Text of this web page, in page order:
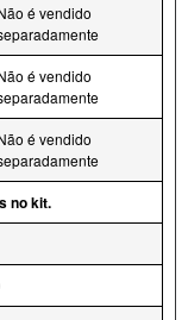
é vendido
é vendido
é vendido
no kit.